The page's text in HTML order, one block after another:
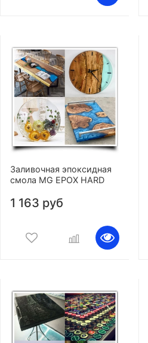
Заливочная эпоксидная
смола MG EPOX HARD
1 163 руб